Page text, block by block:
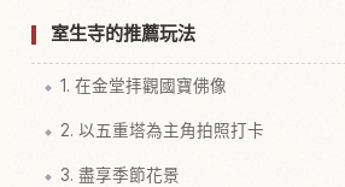
室生寺的推薦玩法
1. 在金堂拝觀國寶佛像
2. 以五重塔為主角拍照打卡
3. 盡享季節花景